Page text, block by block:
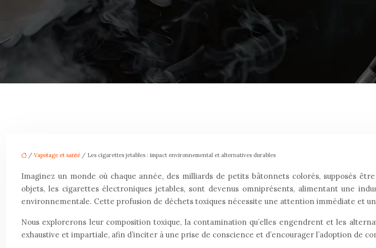
/ Vapotage et santé / Les cigarettes jetables : impact environnemental et alternatives durables
Imaginez un monde où chaque année, des milliards de petits bâtonnets colorés, supposés
objets, les cigarettes électroniques jetables, sont devenus omniprésents, alimentant une
environnementale. Cette profusion de déchets toxiques nécessite une attention immédiate et
Nous explorerons leur composition toxique, la contamination qu’elles engendrent et les
exhaustive et impartiale, afin d’inciter à une prise de conscience et d’encourager l’adoption de